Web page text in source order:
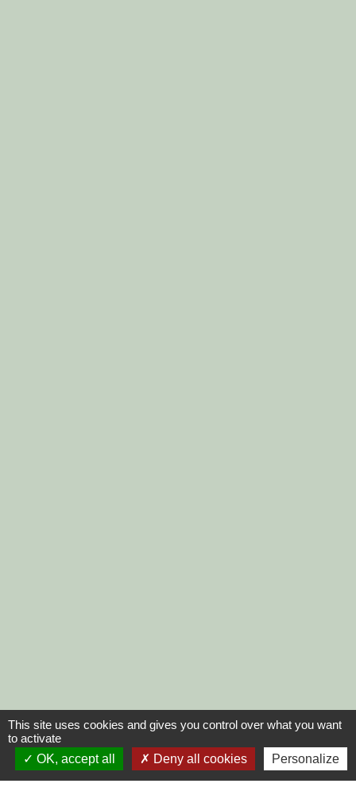
This site uses cookies and gives you control over what you want
to activate
OK, accept all
Deny all cookies Personalize